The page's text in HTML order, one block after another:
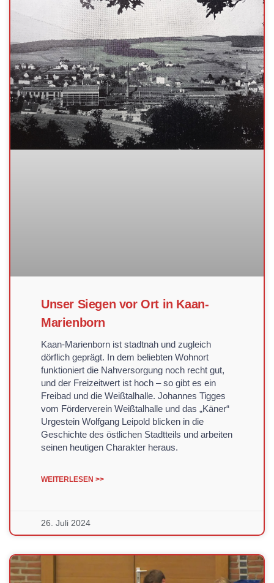
Unser Siegen vor Ort in Kaan-
Marienborn
Kaan-Marienborn ist stadtnah und zugleich
dörflich geprägt. In dem beliebten Wohnort
funktioniert die Nahversorgung noch recht gut,
und der Freizeitwert ist hoch – so gibt es ein
Freibad und die Weißtalhalle. Johannes Tigges
vom Förderverein Weißtalhalle und das „Käner“
Urgestein Wolfgang Leipold blicken in die
Geschichte des östlichen Stadtteils und arbeiten
seinen heutigen Charakter heraus.
WEITERLESEN >>
26. Juli 2024